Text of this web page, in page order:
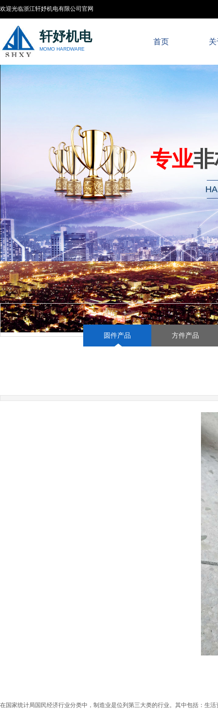
欢迎光临浙江轩妤机电有限公司官网
首页
轩妤机电
MOMO HARDWARE
专业
圆件产品 方件产品
在国家统计局国民经济行业分类中，制造业是位列第三大类的行业。其中包括：生